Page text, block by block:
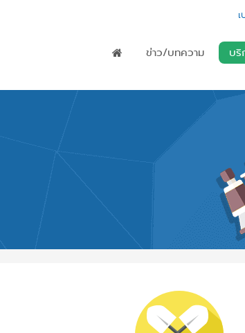
ข่าว/บทความ บริ